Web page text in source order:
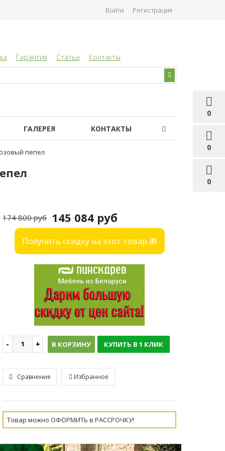
0
0
0
Войти Регистрация
Гарантия Статьи Контакты
ГАЛЕРЕЯ КОНТАКТЫ
пепел
145 084 руб
174 800 руб
Получить скидку на этот товар 🎁
В КОРЗИНУ КУПИТЬ В 1 КЛИК
Сравнение Избранное
Товар можно ОФОРМИТЬ в РАССРОЧКУ!